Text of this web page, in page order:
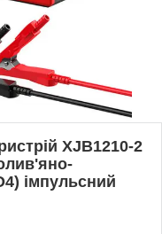
XJB1210-2
імпульсний